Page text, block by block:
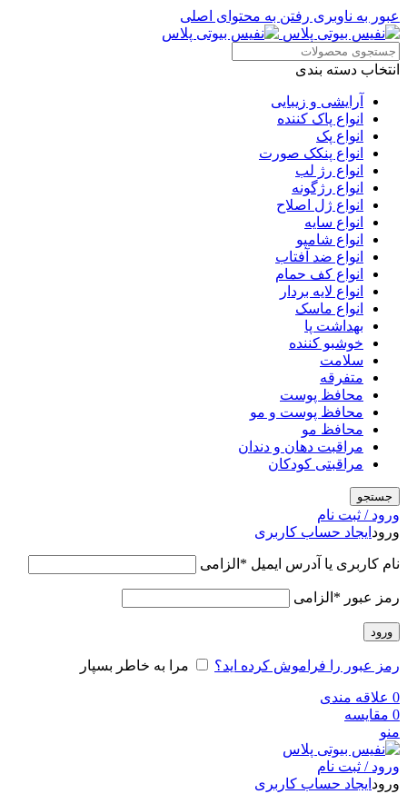
عبور به ناوبری رفتن به محتوای اصلی
انتخاب دسته بندی
آرایشی و زیبایی
انواع پاک کننده
انواع پک
انواع پنکک صورت
انواع رژ لب
انواع رژگونه
انواع ژل اصلاح
انواع سایه
انواع شامپو
انواع ضد آفتاب
انواع کف حمام
انواع لایه بردار
انواع ماسک
بهداشت پا
خوشبو کننده
سلامت
متفرقه
محافظ پوست
محافظ پوست و مو
محافظ مو
مراقبت دهان و دندان
مراقبتی کودکان
جستجو
ورود / ثبت نام
ورود ایجاد حساب کاربری
نام کاربری یا آدرس ایمیل * الزامی
رمز عبور * الزامی
ورود
رمز عبور را فراموش کرده اید؟ مرا به خاطر بسپار
0 علاقه مندی
0 مقایسه
منو
ورود / ثبت نام
ورود ایجاد حساب کاربری